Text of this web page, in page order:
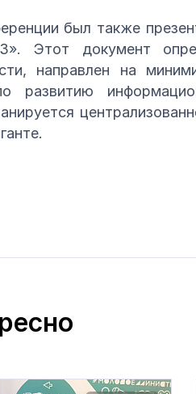
был также
Этот документ
направлен на
развитию